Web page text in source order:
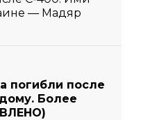
— Мадяр
погибли после
Более